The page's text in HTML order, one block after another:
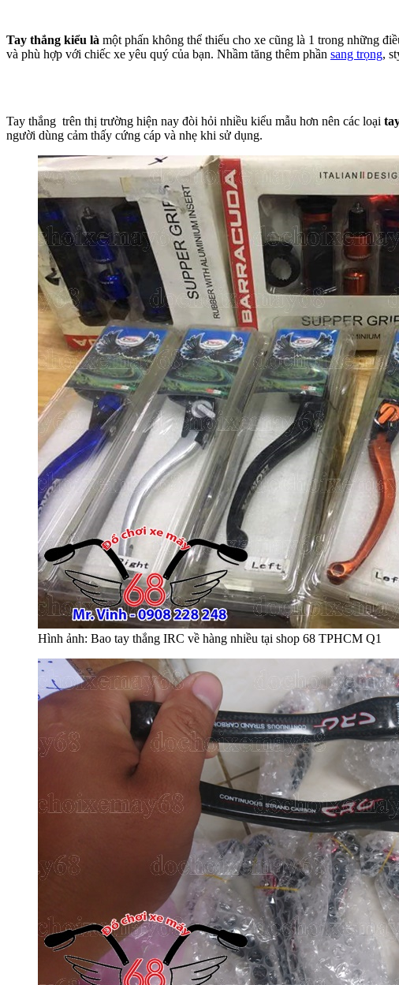
Tay thắng kiểu là một phấn không thể thiếu cho xe cũng là 1 trong những
và phù hợp với chiếc xe yêu quý của bạn. Nhầm tăng thêm phần sang trọng,
Tay thắng trên thị trường hiện nay đòi hỏi nhiều kiểu mẫu hơn nên các loại
người dùng cảm thấy cứng cáp và nhẹ khi sử dụng.
Hình ảnh: Bao tay thắng IRC về hàng nhiều tại shop 68 TPHCM Q1